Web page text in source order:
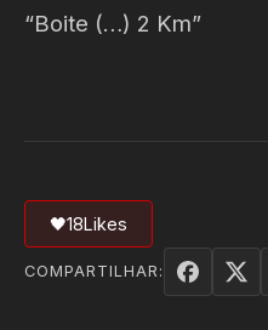
“Boite (…) 2 Km”
🖤18Likes
COMPARTILHAR: